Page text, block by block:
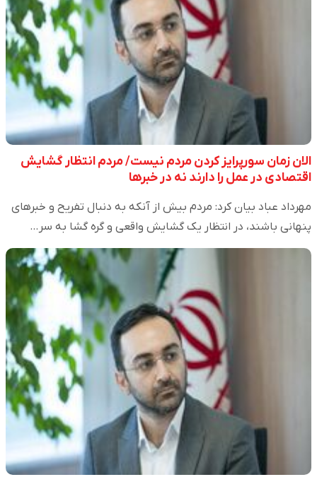
الان زمان سورپرایز کردن مردم نیست/ مردم انتظار گشایش
اقتصادی در عمل را دارند نه در خبرها
مهرداد عباد بیان کرد: مردم بیش از آنکه به دنبال تفریح و خبرهای
پنهانی باشند، در انتظار یک گشایش واقعی و گره گشا به سر…